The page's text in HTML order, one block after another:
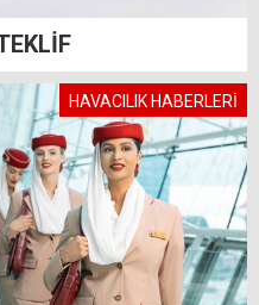
HAVACILIK HABERLERİ